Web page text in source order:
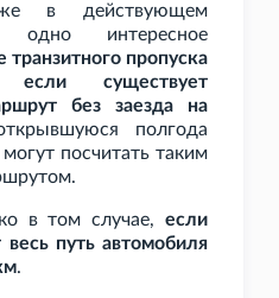
в действующем
интересное
транзитного пропуска
если существует
без заезда на
полгода
посчитать таким
в том случае, если
весь путь автомобиля
.